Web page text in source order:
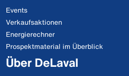
Events
Verkaufsaktionen
Energierechner
Prospektmaterial im Überblick
Über DeLaval